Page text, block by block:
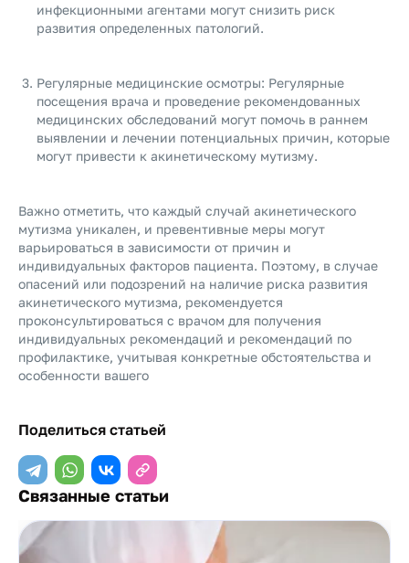
инфекционными агентами могут снизить риск
развития определенных патологий.
Регулярные медицинские осмотры: Регулярные
посещения врача и проведение рекомендованных
медицинских обследований могут помочь в раннем
выявлении и лечении потенциальных причин, которые
могут привести к акинетическому мутизму.
Важно отметить, что каждый случай акинетического
мутизма уникален, и превентивные меры могут
варьироваться в зависимости от причин и
индивидуальных факторов пациента. Поэтому, в случае
опасений или подозрений на наличие риска развития
акинетического мутизма, рекомендуется
проконсультироваться с врачом для получения
индивидуальных рекомендаций и рекомендаций по
профилактике, учитывая конкретные обстоятельства и
особенности вашего
Поделиться статьей
Связанные статьи